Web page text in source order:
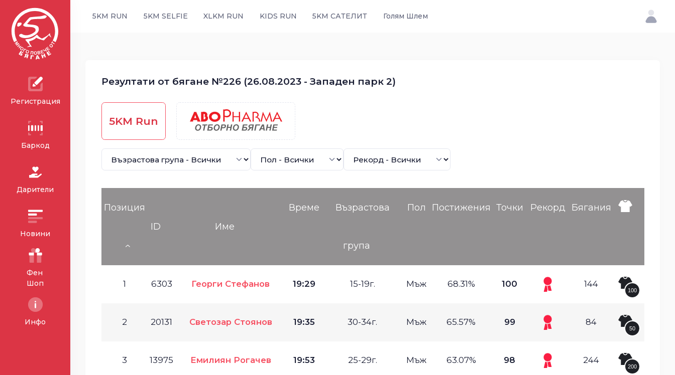
Регистрация
Баркод
Дарители
Новини
Фен
Шоп
Инфо
5KM RUN 5KM SELFIE XLKM RUN KIDS RUN 5KM САТЕЛИТ Голям Шлем
Резултати от бягане №226 (26.08.2023 - Западен парк 2)
5KM Run
Позиция
ID
Име
Време Възрастова
група
Пол Постижения Точки Рекорд Бягания
1 6303 Георги Стефанов 19:29 15-19г. Мъж 68.31% 100 144
100
2 20131 Светозар Стоянов 19:35 30-34г. Мъж 65.57% 99 84
50
3 13975 Емилиян Рогачев 19:53 25-29г. Мъж 63.07% 98 244
200